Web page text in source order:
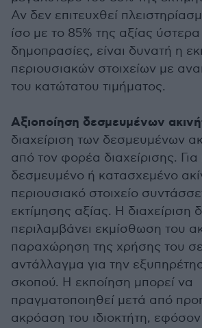
Αν δεν επιτευχθεί
ίσο με το 85% της αξίας
δημοπρασίες, είναι δυνατή η
περιουσιακών στοιχείων με
του κατώτατου τιμήματος.
Αξιοποίηση δεσμευμένων
διαχείριση των δεσμευμένων
από τον φορέα διαχείρισης.
δεσμευμένο ή κατασχεμένο
περιουσιακό στοιχείο
εκτίμησης αξίας. Η διαχείριση
περιλαμβάνει εκμίσθωση του
παραχώρηση της χρήσης του σε
αντάλλαγμα για την
σκοπού. Η εκποίηση μπορεί να
πραγματοποιηθεί μετά από
ακρόαση του ιδιοκτήτη, εφόσον